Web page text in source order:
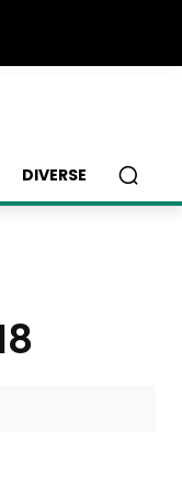
DIVERSE